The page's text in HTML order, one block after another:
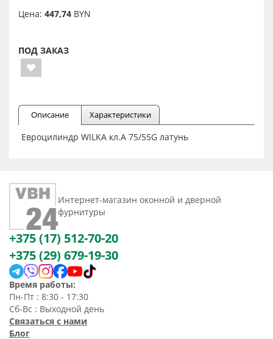
Цена: 447,74 BYN
ПОД ЗАКАЗ
Описание Характеристики
Евроцилиндр WILKA кл.А 75/55G латунь
Интернет-магазин оконной и дверной
фурнитуры
+375 (17) 512-70-20
+375 (29) 679-19-30
Время работы:
Пн-Пт : 8:30 - 17:30
Сб-Вс : Выходной день
Связаться с нами
Блог